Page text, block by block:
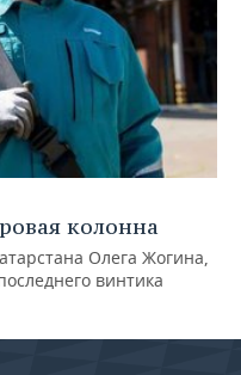
колонна
Олега Жогина,
винтика